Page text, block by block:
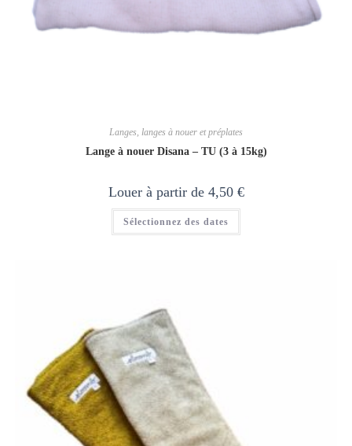
Langes, langes à nouer et préplates
Lange à nouer Disana – TU (3 à 15kg)
Louer à partir de 4,50 €
Sélectionnez des dates